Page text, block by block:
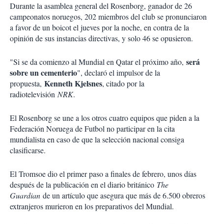
Durante la asamblea general del Rosenborg, ganador de 26
campeonatos noruegos, 202 miembros del club se pronunciaron
a favor de un boicot el jueves por la noche, en contra de la
opinión de sus instancias directivas, y solo 46 se opusieron.
"Si se da comienzo al Mundial en Qatar el próximo año, será
sobre un cementerio", declaró el impulsor de la
propuesta, Kenneth Kjelsnes, citado por la
radiotelevisión NRK.
El Rosenborg se une a los otros cuatro equipos que piden a la
Federación Noruega de Futbol no participar en la cita
mundialista en caso de que la selección nacional consiga
clasificarse.
El Tromsoe dio el primer paso a finales de febrero, unos días
después de la publicación en el diario británico The
Guardian de un artículo que asegura que más de 6.500 obreros
extranjeros murieron en los preparativos del Mundial.